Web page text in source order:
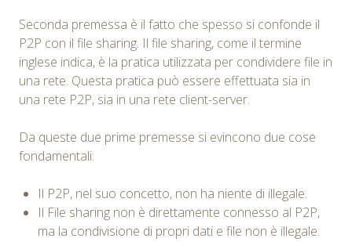
Seconda premessa è il fatto che spesso si confonde il
P2P con il file sharing. Il file sharing, come il termine
inglese indica, è la pratica utilizzata per condividere file in
una rete. Questa pratica può essere effettuata sia in
una rete P2P, sia in una rete client-server.
Da queste due prime premesse si evincono due cose
fondamentali:
Il P2P, nel suo concetto, non ha niente di illegale.
Il File sharing non è direttamente connesso al P2P,
ma la condivisione di propri dati e file non è illegale.